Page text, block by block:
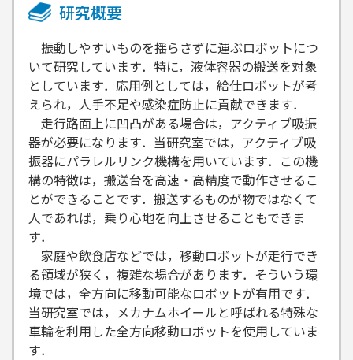
研究概要
振動しやすいものを揺らさずに運ぶロボットにつ
いて研究しています．特に，液体容器の搬送を対象
としています．応用例としては，給仕ロボットが考
えられ，人手不足や感染症防止に貢献できます．
走行路面上に凹凸がある場合は，アクティブ吸振
器が必要になります．当研究室では，アクティブ吸
振器にパラレルリンク機構を用いています．この機
構の特徴は，搬送台を高速・高精度で動作させるこ
とができることです．搬送するものが物ではなくて
人であれば，乗り心地を向上させることもできま
す．
家庭や飲食店などでは，移動ロボットが走行でき
る領域が狭く，複雑な場合があります．そういう環
境では，全方向に移動可能なロボットが有用です．
当研究室では，メカナムホイールと呼ばれる特殊な
車輪を利用した全方向移動ロボットを使用していま
す．